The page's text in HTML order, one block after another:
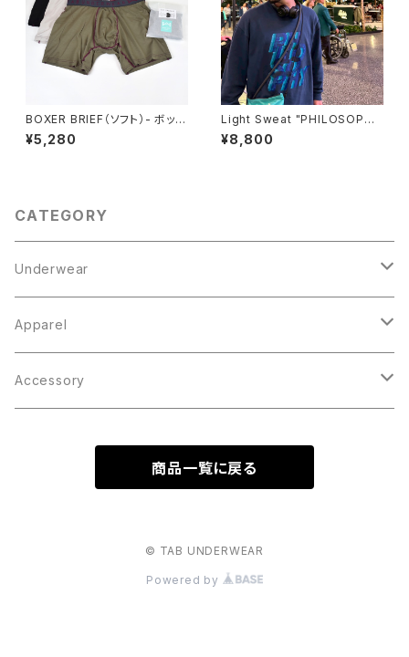
BOXER BRIEF（ソフト）- ボック
スパッケージ
¥5,280
Light Sweat "PHILOSOPH
Y"
¥8,800
CATEGORY
Underwear
Boxer Brief
Knit Trunks
Apparel
Tops
Accessory
商品一覧に戻る
© TAB UNDERWEAR
Powered by